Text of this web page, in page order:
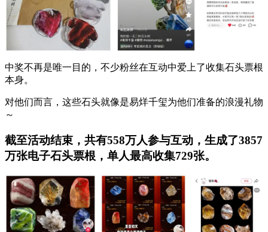
中奖不再是唯一目的，不少粉丝在互动中爱上了收集石头票根
本身。
对他们而言，这些石头就像是易烊千玺为他们准备的浪漫礼物
～
截至活动结束，共有558万人参与互动，生成了3857
万张电子石头票根，单人最高收集729张。